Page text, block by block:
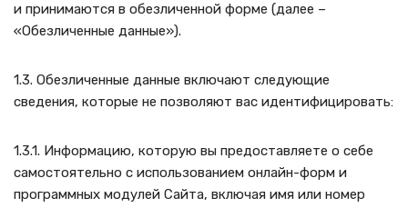
и принимаются в обезличенной форме (далее –
«Обезличенные данные»).
1.3. Обезличенные данные включают следующие
сведения, которые не позволяют вас идентифицировать:
1.3.1. Информацию, которую вы предоставляете о себе
самостоятельно с использованием онлайн-форм и
программных модулей Сайта, включая имя или номер